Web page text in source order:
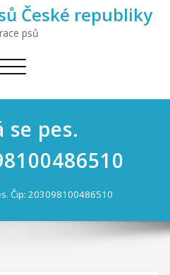
České republiky
psů
Toggle
se pes.
Čip: 203098100486510